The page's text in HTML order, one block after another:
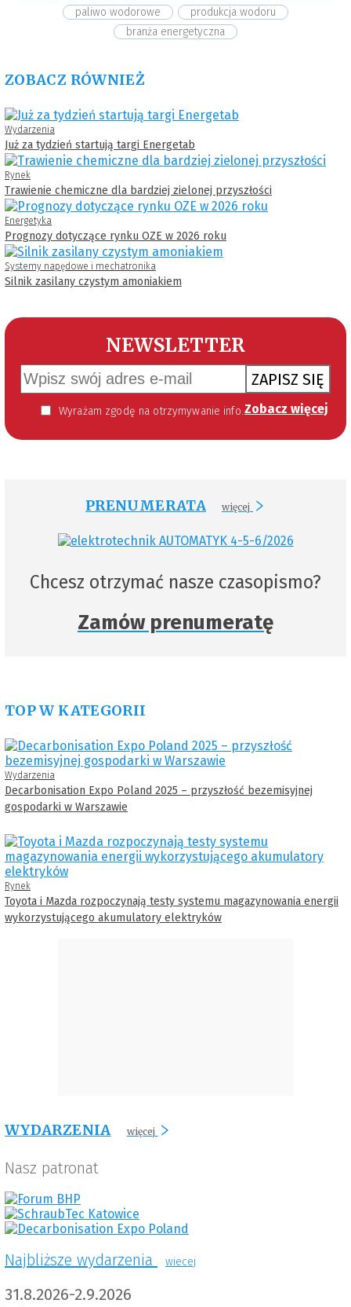
paliwo wodorowe
produkcja wodoru
branża energetyczna
ZOBACZ RÓWNIEŻ
Wydarzenia
Już za tydzień startują targi Energetab
Rynek
Trawienie chemiczne dla bardziej zielonej przyszłości
Energetyka
Prognozy dotyczące rynku OZE w 2026 roku
Systemy napędowe i mechatronika
Silnik zasilany czystym amoniakiem
NEWSLETTER
ZAPISZ SIĘ
Wyrażam zgodę na otrzymywanie informacji handlowej kierowanej do mnie za pomocą środków komunikacji elektronicznej w szczególności poczty elektronicznej zgodnie z przepisem art. 10 ust 2 ustawy z dnia 18 lipca 2002 roku o świadczeniu usług drogą elektroniczną (Dz. U. 144 z 2002 r. poz. 1204). Zgoda jest dobrowolna, jednak jej wyrażenie jest konieczne, aby otrzymywać newsletter. Zobacz więcej
PRENUMERATA więcej
Chcesz otrzymać nasze czasopismo?
Zamów prenumeratę
TOP W KATEGORII
Wydarzenia
Decarbonisation Expo Poland 2025 – przyszłość bezemisyjnej
gospodarki w Warszawie
Rynek
Toyota i Mazda rozpoczynają testy systemu magazynowania energii
wykorzystującego akumulatory elektryków
WYDARZENIA więcej
Nasz patronat
Najbliższe wydarzenia wiecej
31.8.2026-2.9.2026